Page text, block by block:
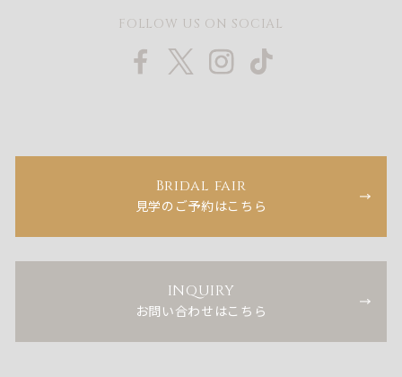
FOLLOW US ON SOCIAL
Bridal fair
見学のご予約はこちら
INQUIRY
お問い合わせはこちら